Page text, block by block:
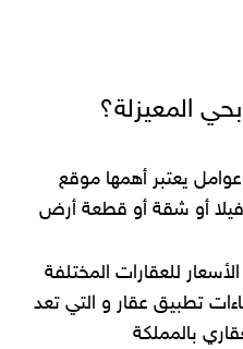
المعيزلة؟
عوامل يعتبر أهمها موقع
فيلا أو شقة أو قطعة أرض
للعقارات المختلفة
تطبيق عقار و التي تعد
بالمملكة